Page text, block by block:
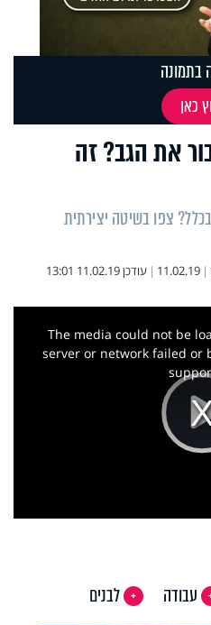
את הגב? זה
צפו בשיטה יצירתית
|
11.02.19
| עודכן11.02.19 13:01
בתמונה
כאן
The media could not be
server or network failed or
עבודה
לבנים